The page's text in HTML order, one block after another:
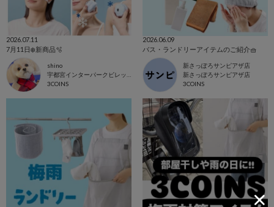
2026.07.11
7月11日❄️新商品🫧
shino
3COINS
2026.06.09
バス・ランドリーアイテムのご紹介🧺
新さっぽろサンピアザ店
新さっぽろサンピアザ店
3COINS